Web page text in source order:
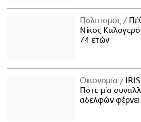
Πολιτισμός
Νίκος
74 ετών
Οικονομία
IRIS
Πότε μία
αδελφών